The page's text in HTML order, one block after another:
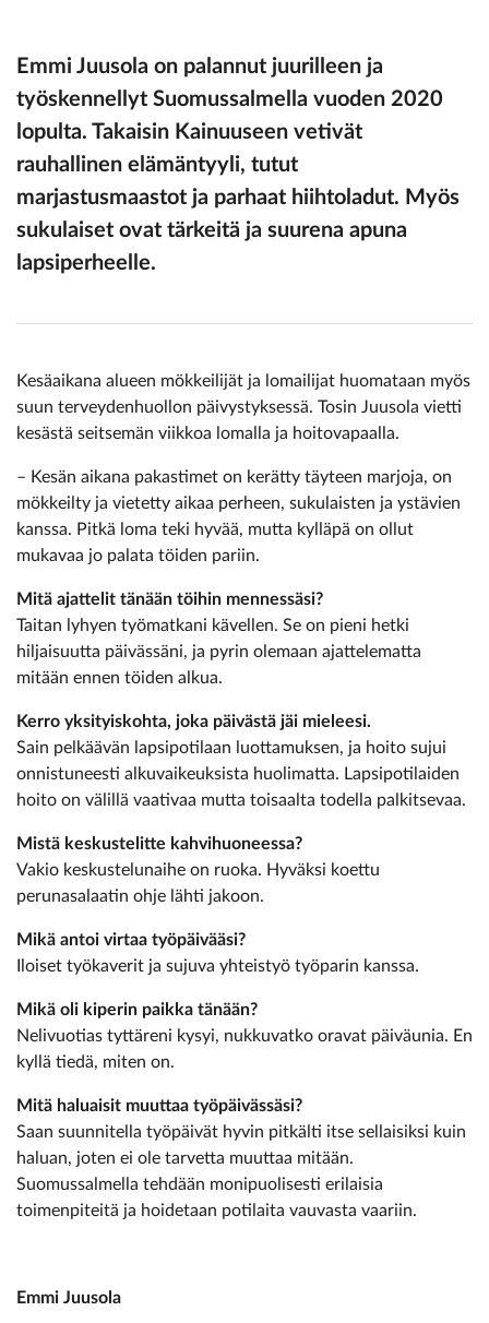
Emmi Juusola on palannut juurilleen ja
työskennellyt Suomussalmella vuoden 2020
lopulta. Takaisin Kainuuseen vetivät
rauhallinen elämäntyyli, tutut
marjastusmaastot ja parhaat hiihtoladut. Myös
sukulaiset ovat tärkeitä ja suurena apuna
lapsiperheelle.
Kesäaikana alueen mökkeilijät ja lomailijat huomataan myös
suun terveydenhuollon päivystyksessä. Tosin Juusola vietti
kesästä seitsemän viikkoa lomalla ja hoitovapaalla.
– Kesän aikana pakastimet on kerätty täyteen marjoja, on
mökkeilty ja vietetty aikaa perheen, sukulaisten ja ystävien
kanssa. Pitkä loma teki hyvää, mutta kylläpä on ollut
mukavaa jo palata töiden pariin.
Mitä ajattelit tänään töihin mennessäsi?
Taitan lyhyen työmatkani kävellen. Se on pieni hetki
hiljaisuutta päivässäni, ja pyrin olemaan ajattelematta
mitään ennen töiden alkua.
Kerro yksityiskohta, joka päivästä jäi mieleesi.
Sain pelkäävän lapsipotilaan luottamuksen, ja hoito sujui
onnistuneesti alkuvaikeuksista huolimatta. Lapsipotilaiden
hoito on välillä vaativaa mutta toisaalta todella palkitsevaa.
Mistä keskustelitte ­kahvihuoneessa?
Vakio keskustelunaihe on ruoka. Hyväksi koettu
perunasalaatin ohje lähti jakoon.
Mikä antoi virtaa työpäivääsi?
Iloiset työkaverit ja sujuva yhteistyö työparin kanssa.
Mikä oli kiperin paikka tänään?
Nelivuotias tyttäreni kysyi, nukkuvatko oravat päiväunia. En
kyllä tiedä, miten on.
Mitä haluaisit muuttaa työpäivässäsi?
Saan suunnitella työpäivät hyvin pitkälti itse sellaisiksi kuin
haluan, joten ei ole tarvetta muuttaa mitään.
Suomussalmella tehdään monipuolisesti erilaisia
toimenpiteitä ja hoidetaan potilaita vauvasta vaariin.
Emmi Juusola